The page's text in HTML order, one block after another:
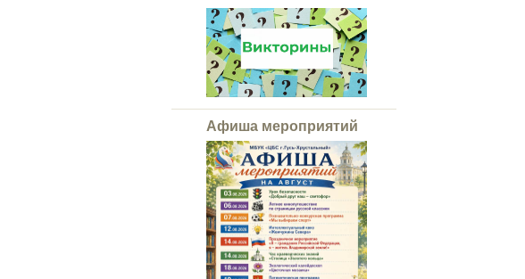
Афиша мероприятий